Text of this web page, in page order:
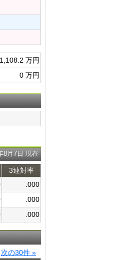
1,108.2 万円
0 万円
8月7日 現在
3連対率
.000
.000
.000
次の30件 »